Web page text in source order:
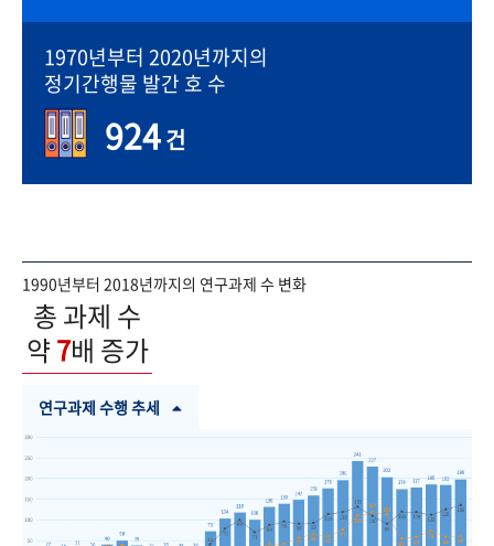
1970년부터 2020년까지의
정기간행물 발간 호 수
924건
1990년부터 2018년까지의 연구과제 수 변화
총 과제 수
약7배 증가
연구과제 수행 추세